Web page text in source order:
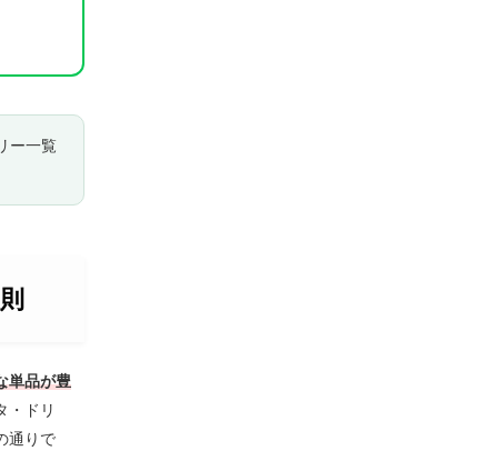
ー一覧
単品が豊
・ドリ
通りで